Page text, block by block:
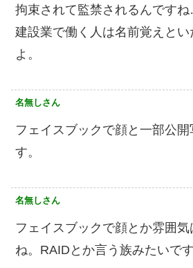
拘束されて監禁されるんです
建設業で働く人は名前覚えと
よ。
名無しさん
フェイスブックで顔と一部公
す。
名無しさん
フェイスブックで顔とか雰囲
ね。RAIDとか言う族みたいです